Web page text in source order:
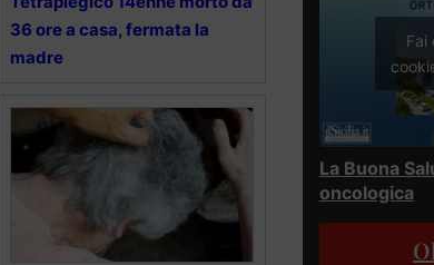
36 ore a casa, fermata la
madre
Fai
La Buona
oncologica